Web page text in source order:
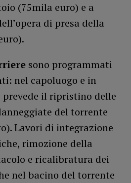
(75mila euro) e a
di presa della
sono programmati
nel capoluogo e in
prevede il ripristino delle
del torrente
Lavori di integrazione
rimozione della
e ricalibratura dei
nel bacino del torrente